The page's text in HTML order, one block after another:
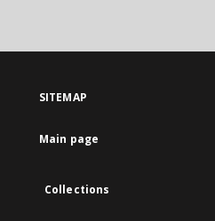
open
new
SITEMAP
Main page
Collections